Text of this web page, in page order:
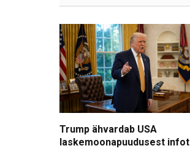
Trump ähvardab USA
laskemoonapuudusest infot